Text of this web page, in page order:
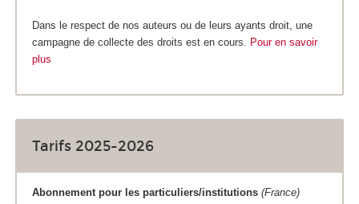
Dans le respect de nos auteurs ou de leurs ayants droit, une
campagne de collecte des droits est en cours. Pour en savoir
plus
Tarifs 2025-2026
Abonnement pour les particuliers/institutions (France)